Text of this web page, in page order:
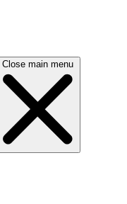
Close main menu